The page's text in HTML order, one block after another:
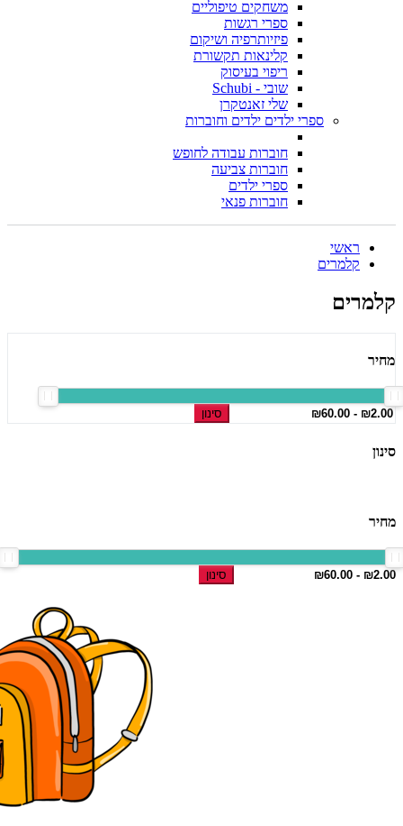
משחקים טיפוליים
ספרי רגשות
פיזיותרפיה ושיקום
קלינאות תקשורת
ריפוי בעיסוק
שובי - Schubi
שלי זאנטקרן
ספרי ילדים ילדים וחוברות
חוברות עבודה לחופש
חוברות צביעה
ספרי ילדים
חוברות פנאי
ראשי
קלמרים
קלמרים
מחיר
סינון
סינון
מחיר
סינון